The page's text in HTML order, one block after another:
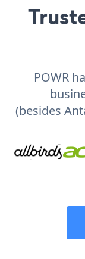
POWR
(besides